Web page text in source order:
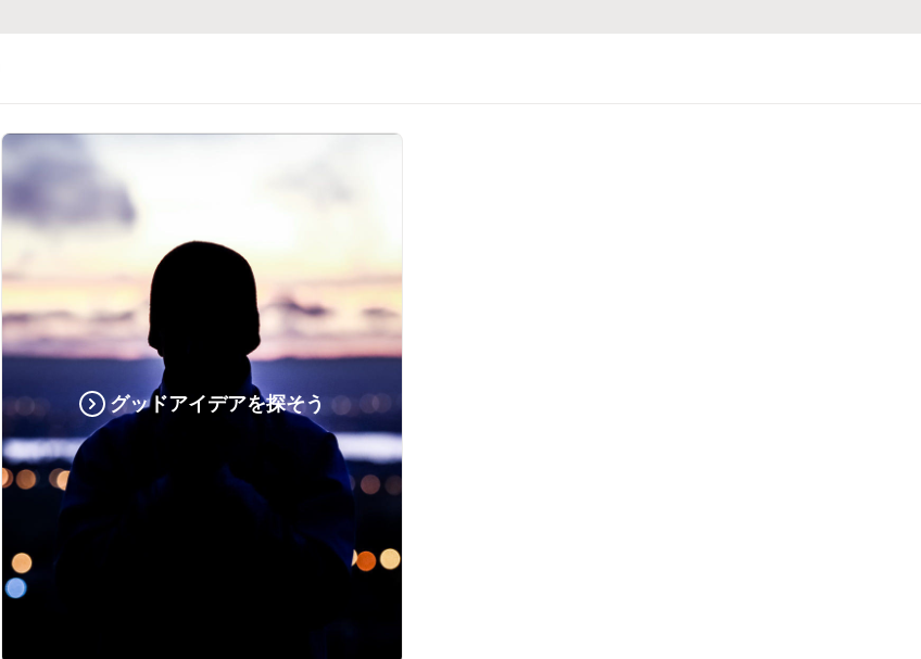
グッドアイデアを探そう